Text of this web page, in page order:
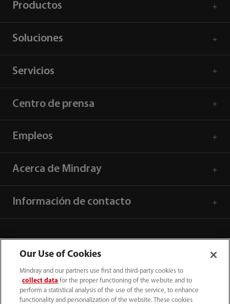
Productos
Soluciones
Servicios
Centro de prensa
Empleos
Acerca de Mindray
Información de contacto
Our Use of Cookies
Mindray and our partners use first and third-party cookies to
collect data for the proper functioning of the website and to
perform a statistical analysis of the use of the service, to enhance
functionality and personalization of the website. These cookies